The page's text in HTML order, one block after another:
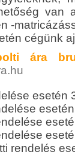
van
-
cégünk
ára
esetén
rendelés